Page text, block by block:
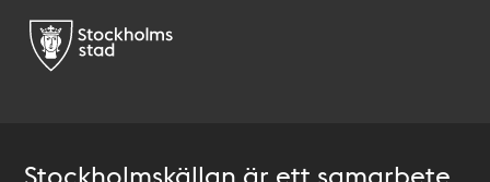
Stockholmskällan är ett samarbete